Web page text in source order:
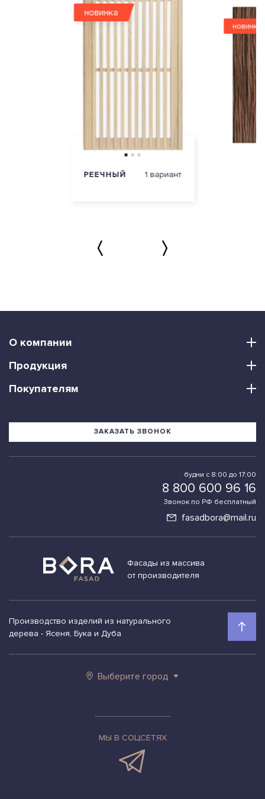
новинка
РЕЕЧНЫЙ 1 вариант
новинка
Фасады из массива
от производителя
Производство изделий из натурального
дерева - Ясеня, Бука и Дуба
О компании
Продукция
Покупателям
будни с 8:00 до 17:00
8 800 600 96 16
Звонок по РФ бесплатный
ЗАКАЗАТЬ ЗВОНОК
fasadbora@mail.ru
Выберите город
МЫ В СОЦСЕТЯХ